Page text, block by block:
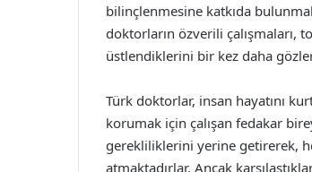
bilinçlenmesine katkıda
doktorların özverili çalışmaları,
üstlendiklerini bir kez daha
Türk doktorlar, insan hayatını
korumak için çalışan fedakar
gerekliliklerini yerine getirerek,
atmaktadırlar. Ancak